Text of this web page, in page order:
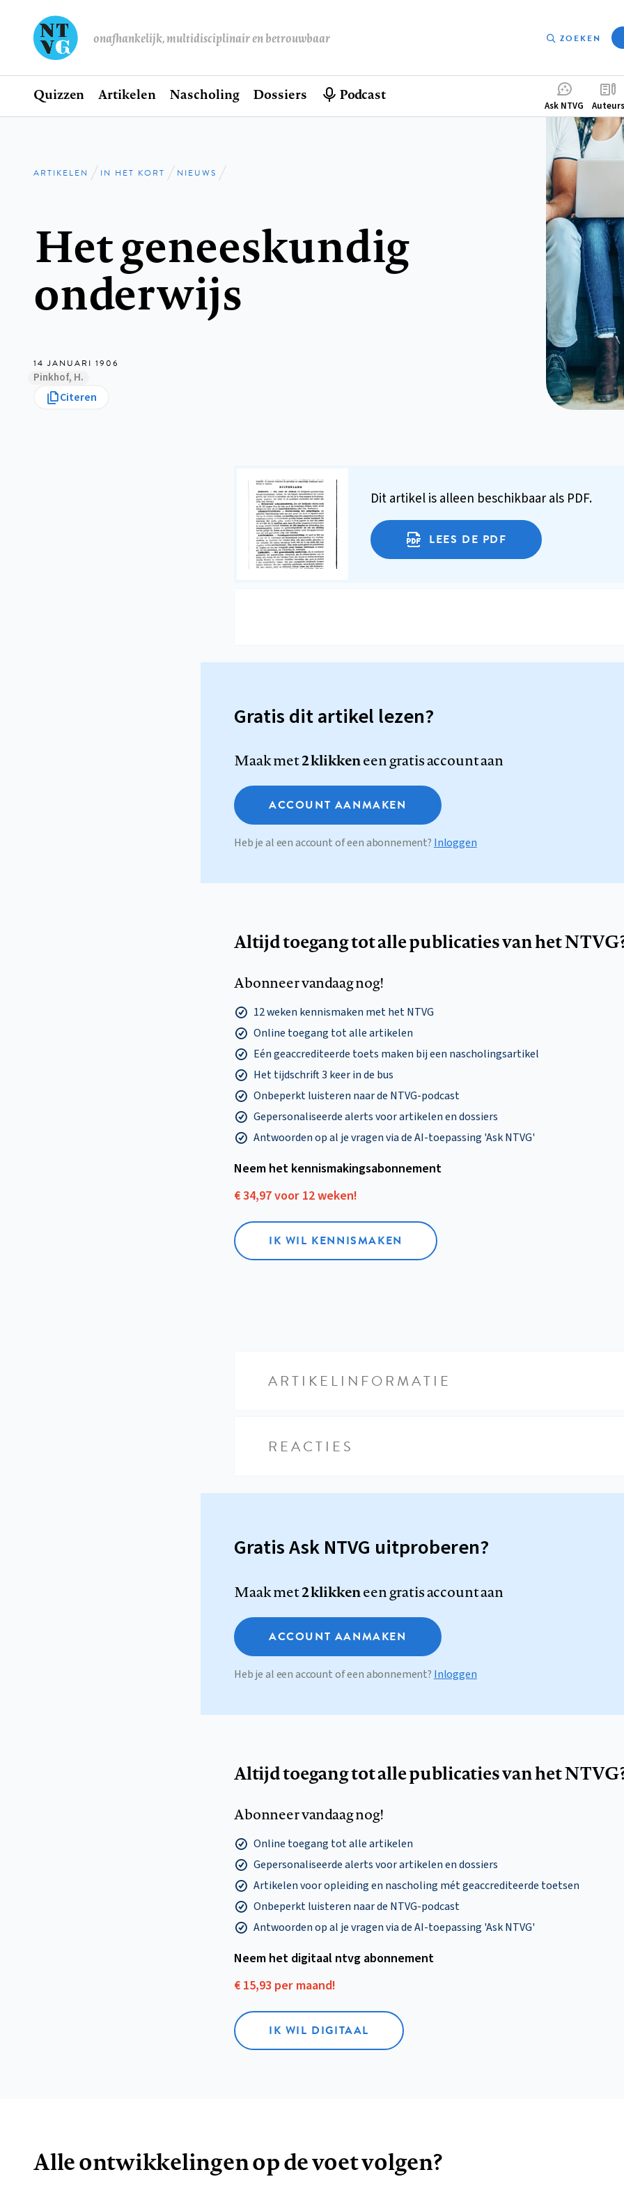
onafhankelijk, multidisciplinair en betrouwbaar ZOEKEN
Hoofdnavigatie
Home
Quizzen Artikelen Nascholing Dossiers Podcast
menu
Ask NTVG Auteurs
Kruimelpad
ARTIKELEN IN HET KORT NIEUWS
Het geneeskundig
onderwijs
14 JANUARI 1906
Pinkhof, H.
Citeren
Dit artikel is alleen beschikbaar als PDF.
LEES DE PDF
Gratis dit artikel lezen?
Maak met2 klikkeneen gratis account aan
ACCOUNT AANMAKEN
Heb je al een account of een abonnement? Inloggen
Altijd toegang tot alle publicaties van het
Abonneer vandaag nog!
12 weken kennismaken met het NTVG
Online toegang tot alle artikelen
Eén geaccrediteerde toets maken bij een nascholingsartikel
Het tijdschrift 3 keer in de bus
Onbeperkt luisteren naar de NTVG-podcast
Gepersonaliseerde alerts voor artikelen en dossiers
Antwoorden op al je vragen via de AI-toepassing 'Ask NTVG'
Neem het kennismakings­abonnement
€ 34,97 voor 12 weken!
IK WIL KENNISMAKEN
ARTIKELINFORMATIE
REACTIES
Gratis Ask NTVG uitproberen?
Maak met2 klikkeneen gratis account aan
ACCOUNT AANMAKEN
Heb je al een account of een abonnement? Inloggen
Altijd toegang tot alle publicaties van het
Abonneer vandaag nog!
Online toegang tot alle artikelen
Gepersonaliseerde alerts voor artikelen en dossiers
Artikelen voor opleiding en nascholing mét geaccrediteerde toetsen
Onbeperkt luisteren naar de NTVG-podcast
Antwoorden op al je vragen via de AI-toepassing 'Ask NTVG'
Neem het digitaal ntvg abonnement
€ 15,93 per maand!
IK WIL DIGITAAL
Alle ontwikkelingen op de voet volgen?